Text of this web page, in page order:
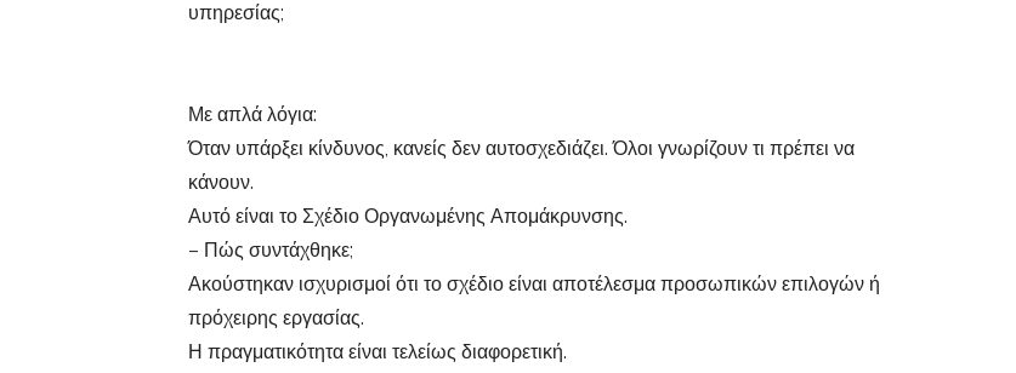
υπηρεσίας;
Με απλά λόγια:
Όταν υπάρξει κίνδυνος, κανείς δεν αυτοσχεδιάζει. Όλοι γνωρίζουν τι πρέπει να
κάνουν.
Αυτό είναι το Σχέδιο Οργανωμένης Απομάκρυνσης.
– Πώς συντάχθηκε;
Ακούστηκαν ισχυρισμοί ότι το σχέδιο είναι αποτέλεσμα προσωπικών επιλογών ή
πρόχειρης εργασίας.
Η πραγματικότητα είναι τελείως διαφορετική.